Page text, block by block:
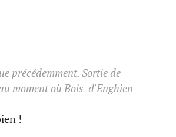
précédemment. Sortie de
moment où Bois-d'Enghien
!